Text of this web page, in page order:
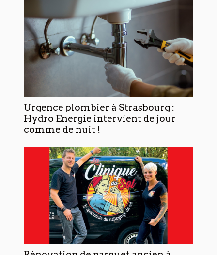
Urgence plombier à Strasbourg :
Hydro Energie intervient de jour
comme de nuit !